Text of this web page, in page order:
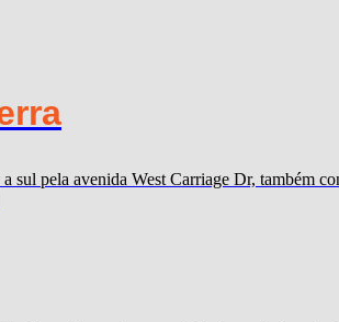
sul pela avenida West Carriage Dr, também